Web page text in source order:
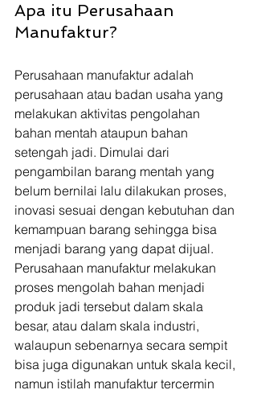
Apa itu Perusahaan
Manufaktur?
Perusahaan manufaktur adalah
perusahaan atau badan usaha yang
melakukan aktivitas pengolahan
bahan mentah ataupun bahan
setengah jadi. Dimulai dari
pengambilan barang mentah yang
belum bernilai lalu dilakukan proses,
inovasi sesuai dengan kebutuhan dan
kemampuan barang sehingga bisa
menjadi barang yang dapat dijual.
Perusahaan manufaktur melakukan
proses mengolah bahan menjadi
produk jadi tersebut dalam skala
besar, atau dalam skala industri,
walaupun sebenarnya secara sempit
bisa juga digunakan untuk skala kecil,
namun istilah manufaktur tercermin